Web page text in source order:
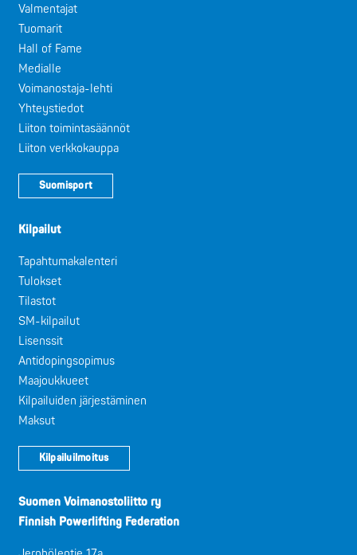
Valmentajat
Tuomarit
Hall of Fame
Medialle
Voimanostaja-lehti
Yhteystiedot
Liiton toimintasäännöt
Liiton verkkokauppa
Suomisport
Kilpailut
Tapahtumakalenteri
Tulokset
Tilastot
SM-kilpailut
Lisenssit
Antidopingsopimus
Maajoukkueet
Kilpailuiden järjestäminen
Maksut
Kilpailuilmoitus
Suomen Voimanostoliitto ry
Finnish Powerlifting Federation